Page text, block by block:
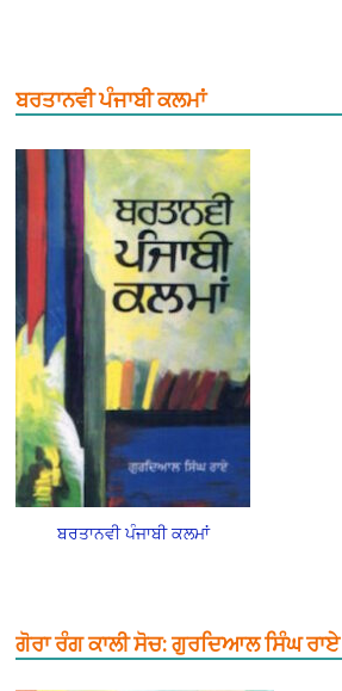
ਬਰਤਾਨਵੀ ਪੰਜਾਬੀ ਕਲਮਾਂ
ਬਰਤਾਨਵੀ ਪੰਜਾਬੀ ਕਲਮਾਂ
ਗੋਰਾ ਰੰਗ ਕਾਲੀ ਸੋਚ: ਗੁਰਦਿਆਲ ਸਿੰਘ ਰਾਏ